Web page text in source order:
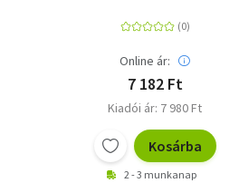
eredményei az emberi
tudatról, az életről és
a halálról
Online ár:
7 182 Ft
Kiadói ár: 7 980 Ft
Kosárba
2 - 3 munkanap